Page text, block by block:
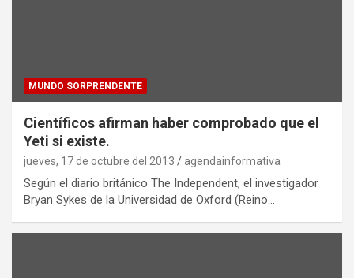
MUNDO SORPRENDENTE
Científicos afirman haber comprobado que el
Yeti si existe.
jueves, 17 de octubre del 2013 agendainformativa
Según el diario británico The Independent, el investigador
Bryan Sykes de la Universidad de Oxford (Reino…